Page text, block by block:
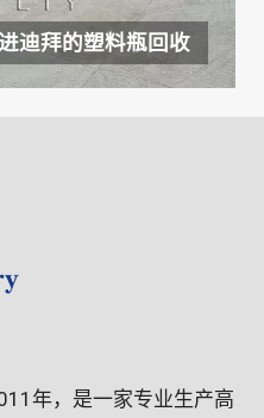
迪拜的塑料瓶回收
年，是一家专业生产高